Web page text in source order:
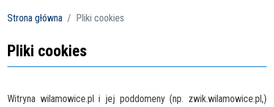
Strona główna Pliki cookies
Pliki cookies
Witryna wilamowice.pl i jej poddomeny (np. zwik.wilamowice.pl,)